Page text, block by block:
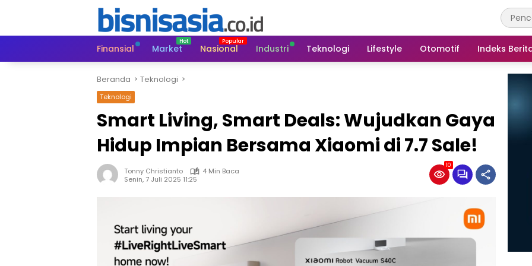
Finansial
Market Nasional Industri Teknologi Lifestyle Otomotif Indeks
Beranda Teknologi
Teknologi
Smart Living, Smart Deals: Wujudkan Gaya
Hidup Impian Bersama Xiaomi di 7.7 Sale!
Tonny Christianto
4 Min Baca
Senin, 7 Juli 2025 11:25
10